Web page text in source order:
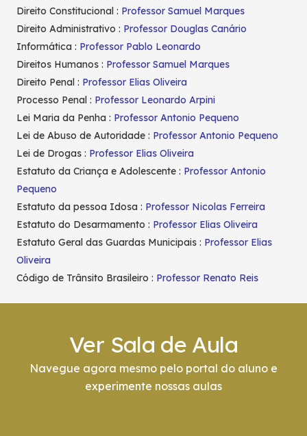
Direito Constitucional : Professor Samuel Marques
Direito Administrativo : Professor Douglas Canário
Informática : Professor Pablo Leonardo
Direitos Humanos : Professor Samuel Marques
Direito Penal : Professor Elias Oliveira
Processo Penal : Professor Leonardo Arpini
Lei Maria da Penha : Professor Antonio Pequeno
Lei de Abuso de Autoridade : Professor Antonio Pequeno
Lei de Drogas : Professor Elias Oliveira
Estatuto da Criança e Adolescente : Professor Antonio
Pequeno
Estatuto da pessoa Idosa : Professor Nicolas Ferreira
Estatuto do Desarmamento : Professor Elias Oliveira
Estatuto Geral das Guardas Municipais : Professor Elias
Oliveira
Código de Trânsito Brasileiro : Professor Renato Reis
Ver Sala de Aula
Navegue agora mesmo pelo portal do aluno e
experimente nossas aulas